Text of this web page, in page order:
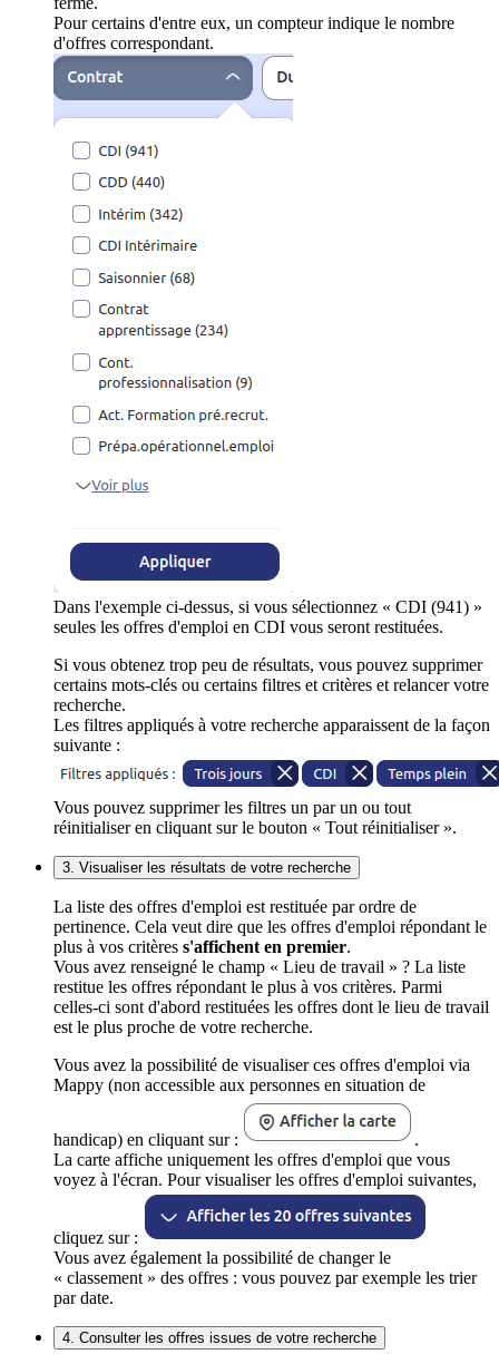
Pour certains d'entre eux, un compteur indique le nombre
d'offres correspondant.
Dans l'exemple ci-dessus, si vous sélectionnez « CDI (941) »
seules les offres d'emploi en CDI vous seront restituées.
Si vous obtenez trop peu de résultats, vous pouvez supprimer
certains mots-clés ou certains filtres et critères et relancer votre
recherche.
Les filtres appliqués à votre recherche apparaissent de la façon
suivante :
Vous pouvez supprimer les filtres un par un ou tout
réinitialiser en cliquant sur le bouton « Tout réinitialiser ».
3. Visualiser les résultats de votre recherche
La liste des offres d'emploi est restituée par ordre de
pertinence. Cela veut dire que les offres d'emploi répondant le
plus à vos critères s'affichent en premier.
Vous avez renseigné le champ « Lieu de travail » ? La liste
restitue les offres répondant le plus à vos critères. Parmi
celles-ci sont d'abord restituées les offres dont le lieu de travail
est le plus proche de votre recherche.
Vous avez la possibilité de visualiser ces offres d'emploi via
Mappy (non accessible aux personnes en situation de
handicap) en cliquant sur :
.
La carte affiche uniquement les offres d'emploi que vous
voyez à l'écran. Pour visualiser les offres d'emploi suivantes,
cliquez sur :
Vous avez également la possibilité de changer le
« classement » des offres : vous pouvez par exemple les trier
par date.
4. Consulter les offres issues de votre recherche